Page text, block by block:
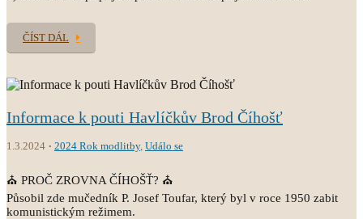
ČÍST DÁL
Informace k pouti Havlíčkův Brod Číhošť
1.3.2024 2024 Rok modlitby, Událo se
⛪ PROČ ZROVNA ČÍHOŠŤ? ⛪
Působil zde mučedník P. Josef Toufar, který byl v roce 1950 zabit
komunistickým režimem.